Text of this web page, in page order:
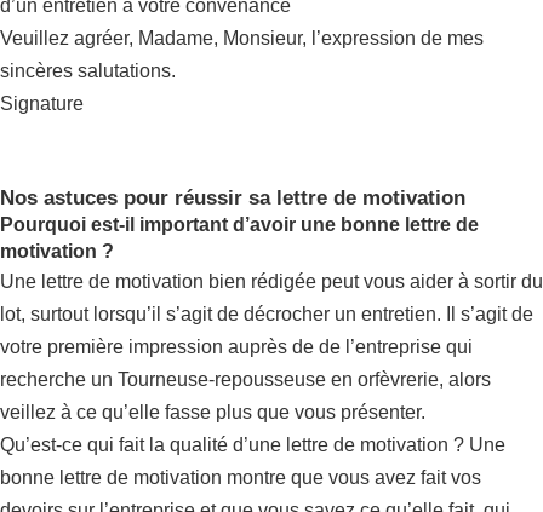
d’un entretien à votre convenance
Veuillez agréer, Madame, Monsieur, l’expression de mes
sincères salutations.
Signature
Nos astuces pour réussir sa lettre de motivation
Pourquoi est-il important d’avoir une bonne lettre de
motivation ?
Une lettre de motivation bien rédigée peut vous aider à sortir du
lot, surtout lorsqu’il s’agit de décrocher un entretien. Il s’agit de
votre première impression auprès de de l’entreprise qui
recherche un Tourneuse-repousseuse en orfèvrerie, alors
veillez à ce qu’elle fasse plus que vous présenter.
Qu’est-ce qui fait la qualité d’une lettre de motivation ? Une
bonne lettre de motivation montre que vous avez fait vos